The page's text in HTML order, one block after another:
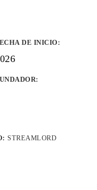
DE INICIO:
:
STREAMLORD